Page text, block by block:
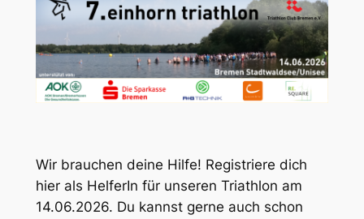
Wir brauchen deine Hilfe! Registriere dich
hier als HelferIn für unseren Triathlon am
14.06.2026. Du kannst gerne auch schon